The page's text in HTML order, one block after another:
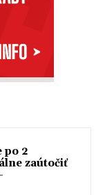
po 2
zaútočiť